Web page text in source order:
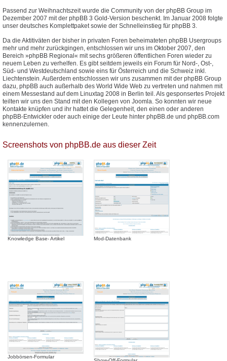
Passend zur Weihnachtszeit wurde die Community von der phpBB Group im
Dezember 2007 mit der phpBB 3 Gold-Version beschenkt. Im Januar 2008 folgte
unser deutsches Komplettpaket sowie der Schnelleinstieg für phpBB 3.
Da die Aktitiväten der bisher in privaten Foren beheimateten phpBB Usergroups
mehr und mehr zurückgingen, entschlossen wir uns im Oktober 2007, den
Bereich »phpBB Regional« mit sechs größeren öffentlichen Foren wieder zu
neuem Leben zu verhelfen. Es gibt seitdem jeweils ein Forum für Nord-, Ost-,
Süd- und Westdeutschland sowie eins für Österreich und die Schweiz inkl.
Liechtenstein. Außerdem entschlossen wir uns zusammen mit der phpBB Group
dazu, phpBB auch außerhalb des World Wide Web zu vertreten und nahmen mit
einem Messestand auf dem Linuxtag 2008 in Berlin teil. Als gesponsertes Projekt
teilten wir uns den Stand mit den Kollegen von Joomla. So konnten wir neue
Kontakte knüpfen und ihr hattet die Gelegenheit, den einen oder anderen
phpBB-Entwickler oder auch einige der Leute hinter phpBB.de und phpBB.com
kennenzulernen.
Screenshots von phpBB.de aus dieser Zeit
Knowledge Base- Artikel Mod-Datenbank
Jobbörsen-Formular